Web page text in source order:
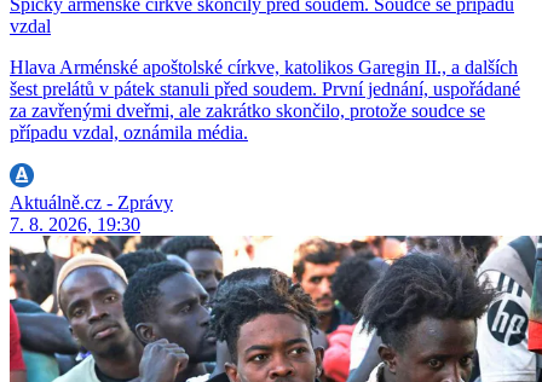
Špičky arménské církve skončily před soudem. Soudce se případu
vzdal
Hlava Arménské apoštolské církve, katolikos Garegin II., a dalších
šest prelátů v pátek stanuli před soudem. První jednání, uspořádané
za zavřenými dveřmi, ale zakrátko skončilo, protože soudce se
případu vzdal, oznámila média.
Aktuálně.cz - Zprávy
7. 8. 2026, 19:30